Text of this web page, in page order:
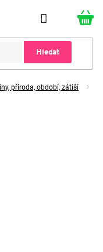
Hledat
příroda, období, zátiší